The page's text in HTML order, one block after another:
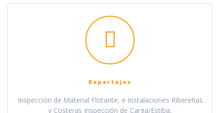
Expertajes
Inspección de Material Flotante, e Instalaciones Ribereñas
y Costeras Inspección de Carga/Estiba,